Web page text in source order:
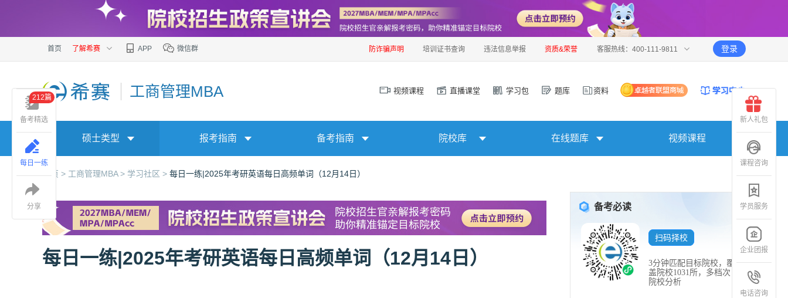
首页 了解希赛 APP 微信群 防诈骗声明 培训证书查询 违法信息举报 资质&荣誉 客服热线：400-111-9811 登录
工商管理MBA 视频课程 直播课堂 学习包 题库 资料
硕士类型 报考指南 备考指南 院校库 在线题库 视频课程
首页 > 工商管理MBA > 学习社区 > 每日一练|2025年考研英语每日高频单词（12月14日）
每日一练|2025年考研英语每日高频单词（12月14日）
备考必读
扫码择校
3分钟匹配目标院校，覆
盖院校1031所，多档次
院校分析
备考精选
212篇
每日一练
分享
新人礼包
课程咨询
学员服务
企业团报
电话咨询